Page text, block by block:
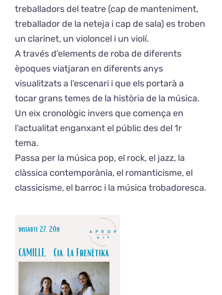
treballadors del teatre (cap de manteniment,
treballador de la neteja i cap de sala) es troben
un clarinet, un violoncel i un violí.
A través d’elements de roba de diferents
èpoques viatjaran en diferents anys
visualitzats a l’escenari i que els portarà a
tocar grans temes de la història de la música.
Un eix cronològic invers que comença en
l’actualitat enganxant el públic des del 1r
tema.
Passa per la música pop, el rock, el jazz, la
clàssica contemporània, el romanticisme, el
classicisme, el barroc i la música trobadoresca.